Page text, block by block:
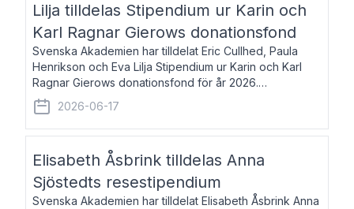
Lilja tilldelas Stipendium ur Karin och
Karl Ragnar Gierows donationsfond
Svenska Akademien har tilldelat Eric Cullhed, Paula
Henrikson och Eva Lilja Stipendium ur Karin och Karl
Ragnar Gierows donationsfond för år 2026.
Stipendiebeloppet är på 70 000 kronor vardera. Eric
Cullhed, född 1985, är professor i grekis
2026-06-17
Elisabeth Åsbrink tilldelas Anna
Sjöstedts resestipendium
Svenska Akademien har tilldelat Elisabeth Åsbrink Anna